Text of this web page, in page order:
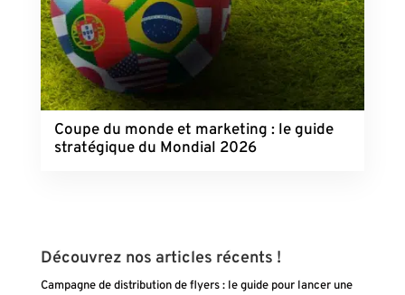
Coupe du monde et marketing : le guide
stratégique du Mondial 2026
Découvrez nos articles récents !
Campagne de distribution de flyers : le guide pour lancer une